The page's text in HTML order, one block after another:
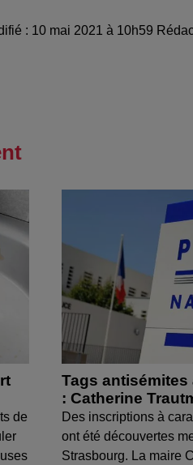
: 10 mai 2021 à 10h59
de
Tags antisémites
: Catherine
Des inscriptions à
ont été découvertes
Strasbourg. La maire